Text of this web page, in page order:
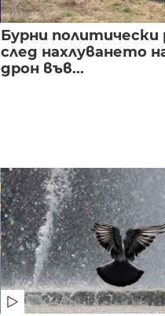
Бурни политически
след нахлуването
дрон във...